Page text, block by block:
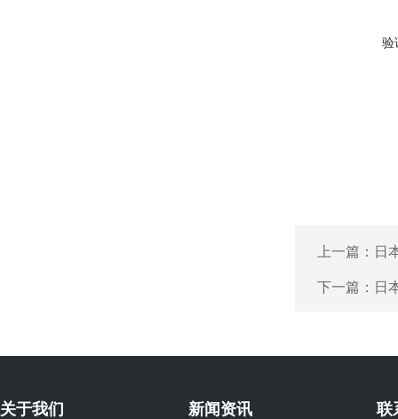
验
上一篇： 日
下一篇： 日
关于我们 新闻资讯 联